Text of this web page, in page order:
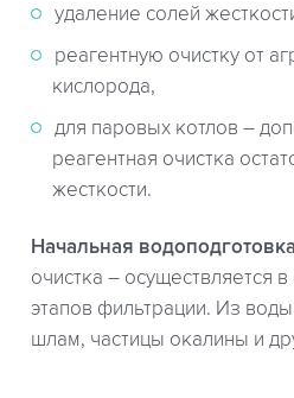
удаление солей
реагентную очистку от
кислорода,
для паровых котлов –
реагентная очистка
жесткости.
Начальная водоподготовка
очистка – осуществляется
этапов фильтрации. Из
шлам, частицы окалины и